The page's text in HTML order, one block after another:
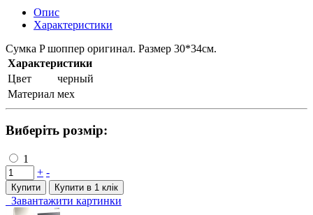
Опис
Характеристики
Сумка P шоппер оригинал. Размер 30*34см.
Характеристики
Цвет
черный
Материал мех
Виберіть розмір:
1
+ -
Купити Купити в 1 клiк
Завантажити картинки